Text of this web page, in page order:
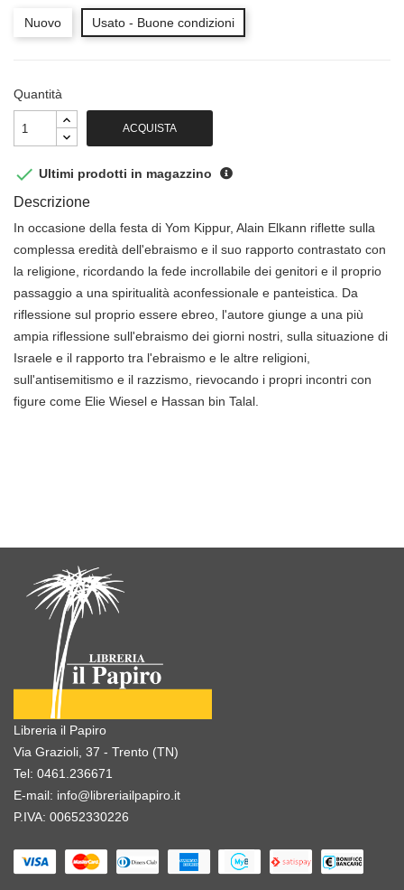
Nuovo Usato - Buone condizioni
Quantità
ACQUISTA
 Ultimi prodotti in magazzino
Descrizione
In occasione della festa di Yom Kippur, Alain Elkann riflette sulla
complessa eredità dell'ebraismo e il suo rapporto contrastato con
la religione, ricordando la fede incrollabile dei genitori e il proprio
passaggio a una spiritualità aconfessionale e panteistica. Da
riflessione sul proprio essere ebreo, l'autore giunge a una più
ampia riflessione sull'ebraismo dei giorni nostri, sulla situazione di
Israele e il rapporto tra l'ebraismo e le altre religioni,
sull'antisemitismo e il razzismo, rievocando i propri incontri con
figure come Elie Wiesel e Hassan bin Talal.
Libreria il Papiro
Via Grazioli, 37 - Trento (TN)
Tel: 0461.236671
E-mail: info@libreriailpapiro.it
P.IVA: 00652330226